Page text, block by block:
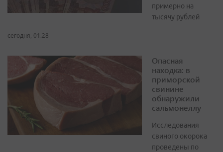
примерно на
тысячу рублей
сегодня, 01:28
Опасная
находка: в
приморской
свинине
обнаружили
сальмонеллу
Исследования
свиного окорока
проведены по